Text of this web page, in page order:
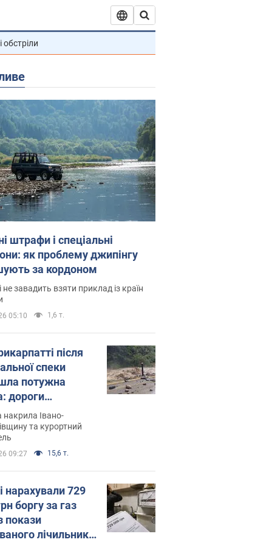
обстріли
штрафи і спеціальні
як проблему джипінгу
за кордоном
не завадить взяти приклад із країн
05:10 1,6 т.
після
спеки
потужна
дороги
на
Відео
накрила Івано-
та курортний
09:27 15,6 т.
нарахували 729
боргу за газ
покази
лічильника: